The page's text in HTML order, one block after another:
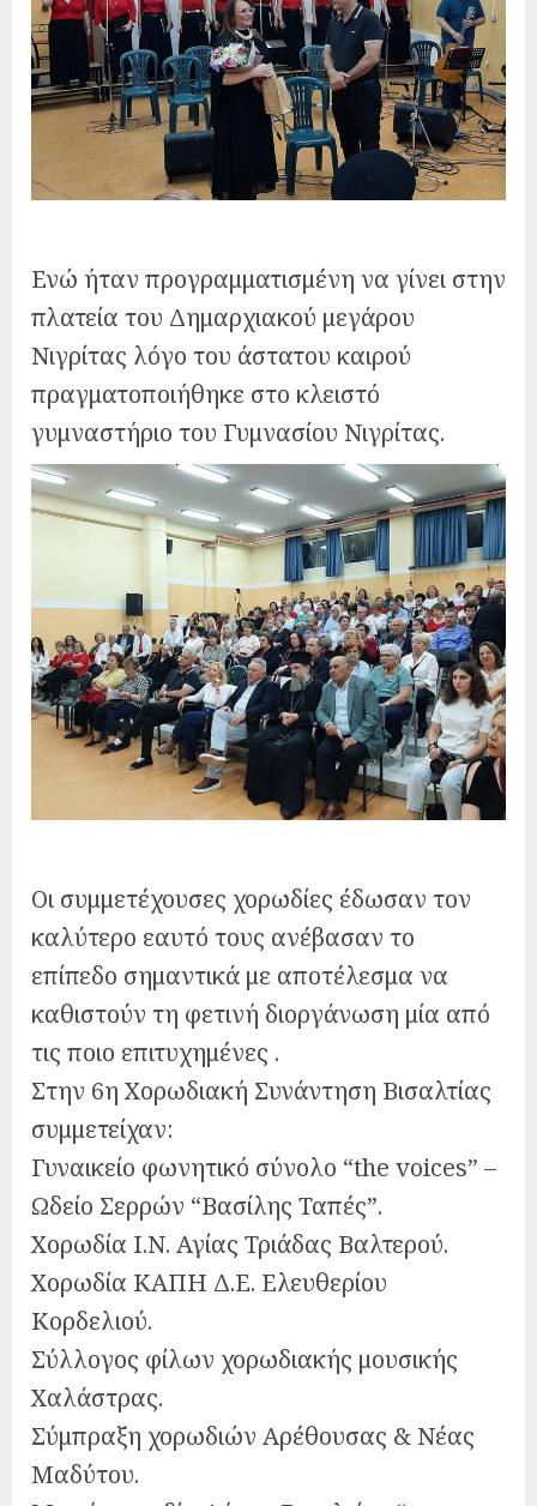
Ενώ ήταν προγραμματισμένη να γίνει στην
πλατεία του Δημαρχιακού μεγάρου
Νιγρίτας λόγο του άστατου καιρού
πραγματοποιήθηκε στο κλειστό
γυμναστήριο του Γυμνασίου Νιγρίτας.
Οι συμμετέχουσες χορωδίες έδωσαν τον
καλύτερο εαυτό τους ανέβασαν το
επίπεδο σημαντικά με αποτέλεσμα να
καθιστούν τη φετινή διοργάνωση μία από
τις ποιο επιτυχημένες .
Στην 6η Χορωδιακή Συνάντηση Βισαλτίας
συμμετείχαν:
Γυναικείο φωνητικό σύνολο “the voices” –
Ωδείο Σερρών “Βασίλης Ταπές”.
Χορωδία Ι.Ν. Αγίας Τριάδας Βαλτερού.
Χορωδία ΚΑΠΗ Δ.Ε. Ελευθερίου
Κορδελιού.
Σύλλογος φίλων χορωδιακής μουσικής
Χαλάστρας.
Σύμπραξη χορωδιών Αρέθουσας & Νέας
Μαδύτου.